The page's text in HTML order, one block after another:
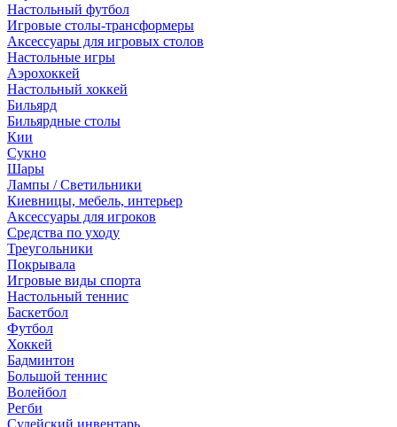
Настольный футбол
Игровые столы-трансформеры
Аксессуары для игровых столов
Настольные игры
Аэрохоккей
Настольный хоккей
Бильярд
Бильярдные столы
Кии
Сукно
Шары
Лампы / Светильники
Киевницы, мебель, интерьер
Аксессуары для игроков
Средства по уходу
Треугольники
Покрывала
Игровые виды спорта
Настольный теннис
Баскетбол
Футбол
Хоккей
Бадминтон
Большой теннис
Волейбол
Регби
Судейский инвентарь